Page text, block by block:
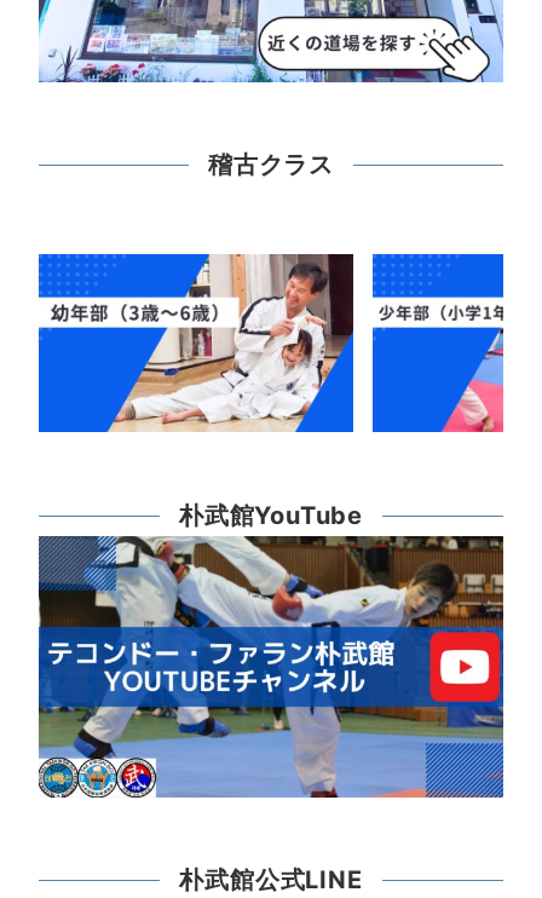
稽古クラス
朴武館YouTube
朴武館公式LINE